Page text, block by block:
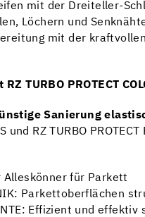
mit der Dreiteller-
Löchern und
mit der
TURBO PROTECT
Sanierung
und RZ TURBO PROTECT
Alleskönner für Parkett
Parkettoberflächen
Effizient und effektiv